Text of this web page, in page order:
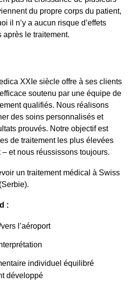
du propre corps du patient,
il n’y a aucun risque d’effets
après le traitement.
XXIe siècle offre à ses clients
soutenu par une équipe de
qualifiés. Nous réalisons
des soins personnalisés et
prouvés. Notre objectif est
de traitement les plus élevées
et nous réussissons toujours.
un traitement médical à Swiss
:
l’aéroport
individuel équilibré
développé